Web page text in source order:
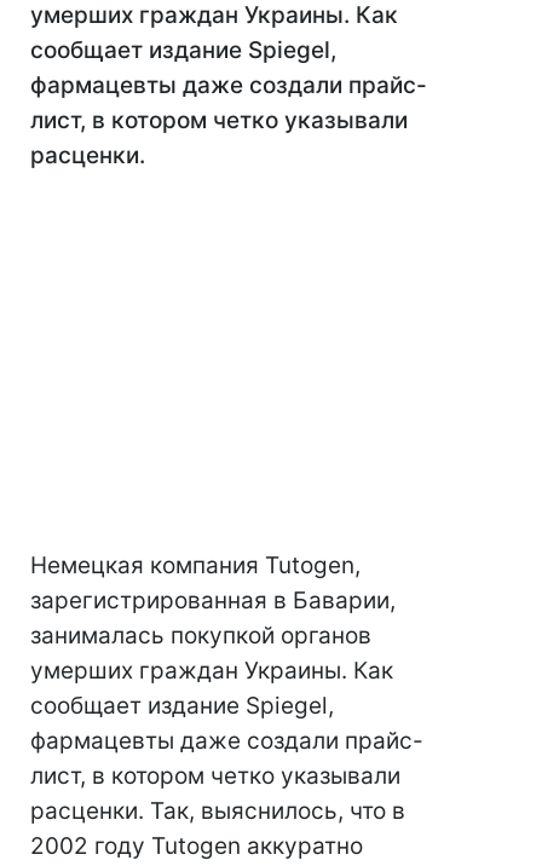
умерших граждан Украины. Как
сообщает издание Spiegel,
фармацевты даже создали прайс-
лист, в котором четко указывали
расценки.
Немецкая компания Tutogen,
зарегистрированная в Баварии,
занималась покупкой органов
умерших граждан Украины. Как
сообщает издание Spiegel,
фармацевты даже создали прайс-
лист, в котором четко указывали
расценки. Так, выяснилось, что в
2002 году Tutogen аккуратно